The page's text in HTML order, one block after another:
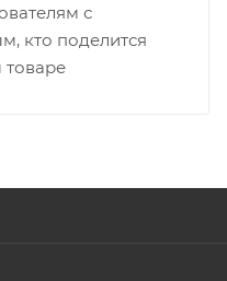
с
кто поделится